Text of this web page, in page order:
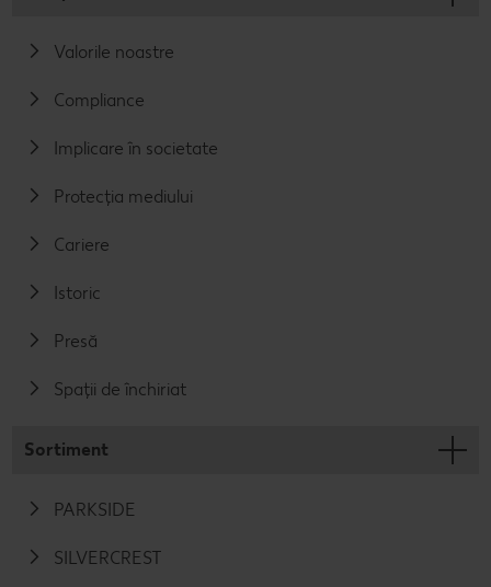
Valorile noastre
Compliance
Implicare în societate
Protecția mediului
Cariere
Istoric
Presă
Spații de închiriat
Sortiment
PARKSIDE
SILVERCREST